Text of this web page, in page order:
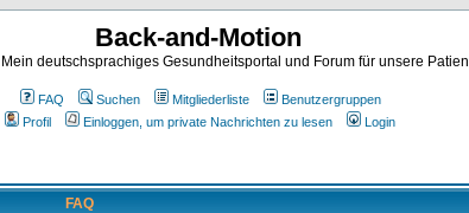
Back-and-Motion
deutschsprachiges Gesundheitsportal und Forum für unsere
FAQ Suchen Mitgliederliste
Benutzergruppen
Profil
Einloggen, um private Nachrichten zu lesen Login
FAQ